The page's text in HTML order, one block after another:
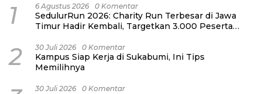
1 6 Agustus 2026 0 Komentar
SedulurRun 2026: Charity Run Terbesar di Jawa
Timur Hadir Kembali, Targetkan 3.000 Peserta
Honorer
2 30 Juli 2026 0 Komentar
Kampus Siap Kerja di Sukabumi, Ini Tips
Memilihnya
30 Juli 2026 0 Komentar